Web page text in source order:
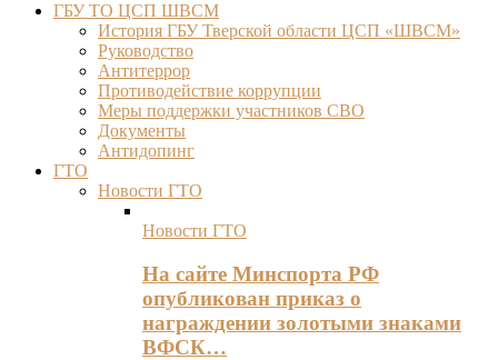
ГБУ ТО ЦСП ШВСМ
История ГБУ Тверской области ЦСП «ШВСМ»
Руководство
Антитеррор
Противодействие коррупции
Меры поддержки участников СВО
Документы
Антидопинг
ГТО
Новости ГТО
Новости ГТО
На сайте Минспорта РФ
опубликован приказ о
награждении золотыми знаками
ВФСК…